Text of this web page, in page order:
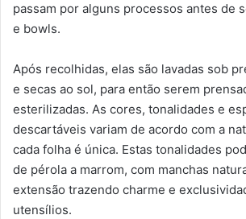
passam por alguns processos antes de
e bowls.
Após recolhidas, elas são lavadas sob
e secas ao sol, para então serem
esterilizadas. As cores, tonalidades e
descartáveis variam de acordo com a
cada folha é única. Estas tonalidades
de pérola a marrom, com manchas
extensão trazendo charme e
utensílios.